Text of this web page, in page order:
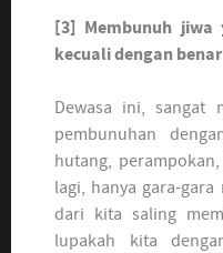
[3] Membunuh
kecuali dengan benar
Dewasa ini, sangat
pembunuhan
hutang,
lagi, hanya gara-
dari kita saling
lupakah kita